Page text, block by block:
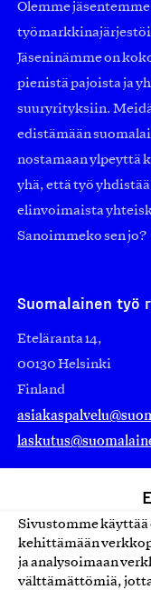
Sivustomme käyttää
kehittämään
ja analysoimaan
välttämättömiä,
Olemme
Jäseninämme on
pienistä pajoista ja
suuryrityksiin.
edistämään
nostamaan ylpeyttä
yhä, että työ
elinvoimaista
Sanoimmeko sen jo?
Suomalainen työ
Eteläranta 14,
00130 Helsinki
Finland
Avainlippu